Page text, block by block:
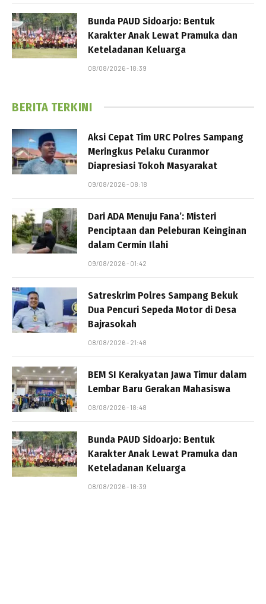
Bunda PAUD Sidoarjo: Bentuk
Karakter Anak Lewat Pramuka dan
Keteladanan Keluarga
08/08/2026 - 18:39
BERITA TERKINI
Aksi Cepat Tim URC Polres Sampang
Meringkus Pelaku Curanmor
Diapresiasi Tokoh Masyarakat
09/08/2026 - 08:18
Dari ADA Menuju Fana’: Misteri
Penciptaan dan Peleburan Keinginan
dalam Cermin Ilahi
09/08/2026 - 01:42
Satreskrim Polres Sampang Bekuk
Dua Pencuri Sepeda Motor di Desa
Bajrasokah
08/08/2026 - 21:48
BEM SI Kerakyatan Jawa Timur dalam
Lembar Baru Gerakan Mahasiswa
08/08/2026 - 18:48
Bunda PAUD Sidoarjo: Bentuk
Karakter Anak Lewat Pramuka dan
Keteladanan Keluarga
08/08/2026 - 18:39